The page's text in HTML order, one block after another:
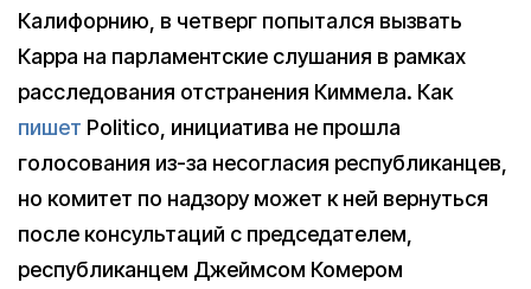
Калифорнию, в четверг попытался вызвать
Карра на парламентские слушания в рамках
расследования отстранения Киммела. Как
пишет Politico, инициатива не прошла
голосования из-за несогласия республиканцев,
но комитет по надзору может к ней вернуться
после консультаций с председателем,
республиканцем Джеймсом Комером